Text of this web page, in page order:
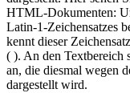
HTML-Dokumenten:
Latin-1-Zeichensatzes
kennt dieser
( ). An den Textbereich
an, die diesmal wegen
dargestellt wird.